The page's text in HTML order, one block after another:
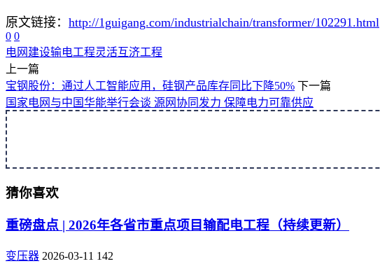
原文链接： http://1guigang.com/industrialchain/transformer/102291.html
0 0
电网建设输电工程灵活互济工程
上一篇
宝钢股份：通过人工智能应用，硅钢产品库存同比下降50% 下一篇
国家电网与中国华能举行会谈 源网协同发力 保障电力可靠供应
猜你喜欢
重磅盘点 | 2026年各省市重点项目输配电工程（持续更新）
变压器 2026-03-11 142